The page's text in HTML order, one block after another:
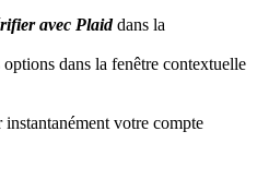
avec Plaiddans la
dans la fenêtre contextuelle